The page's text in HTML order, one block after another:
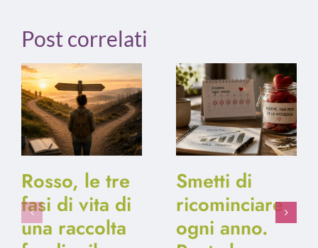
Post correlati
Rosso, le tre
fasi di vita di
una raccolta
Smetti di
ricominciare
ogni anno.